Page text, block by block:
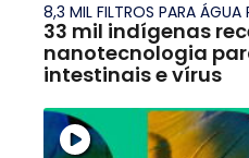
8,3 MIL FILTROS PARA ÁGUA
33 mil indígenas
nanotecnologia
intestinais e vírus